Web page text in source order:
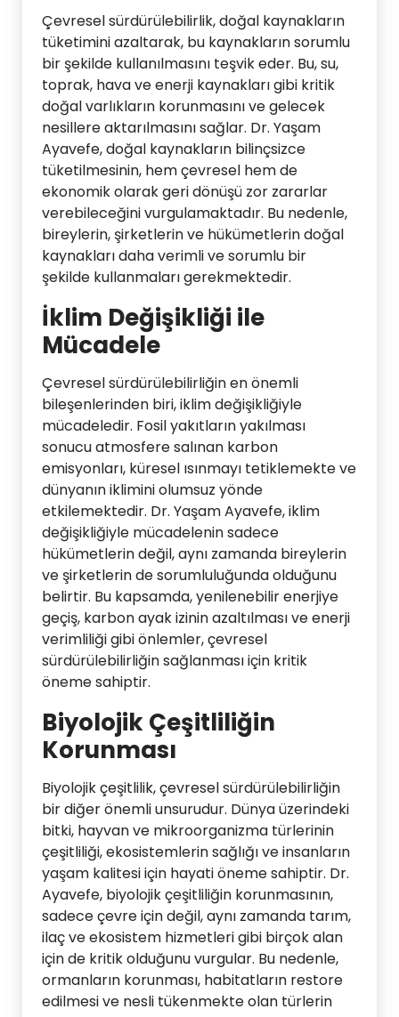
Çevresel sürdürülebilirlik, doğal kaynakların
tüketimini azaltarak, bu kaynakların sorumlu
bir şekilde kullanılmasını teşvik eder. Bu, su,
toprak, hava ve enerji kaynakları gibi kritik
doğal varlıkların korunmasını ve gelecek
nesillere aktarılmasını sağlar. Dr. Yaşam
Ayavefe, doğal kaynakların bilinçsizce
tüketilmesinin, hem çevresel hem de
ekonomik olarak geri dönüşü zor zararlar
verebileceğini vurgulamaktadır. Bu nedenle,
bireylerin, şirketlerin ve hükümetlerin doğal
kaynakları daha verimli ve sorumlu bir
şekilde kullanmaları gerekmektedir.
İklim Değişikliği ile
Mücadele
Çevresel sürdürülebilirliğin en önemli
bileşenlerinden biri, iklim değişikliğiyle
mücadeledir. Fosil yakıtların yakılması
sonucu atmosfere salınan karbon
emisyonları, küresel ısınmayı tetiklemekte ve
dünyanın iklimini olumsuz yönde
etkilemektedir. Dr. Yaşam Ayavefe, iklim
değişikliğiyle mücadelenin sadece
hükümetlerin değil, aynı zamanda bireylerin
ve şirketlerin de sorumluluğunda olduğunu
belirtir. Bu kapsamda, yenilenebilir enerjiye
geçiş, karbon ayak izinin azaltılması ve enerji
verimliliği gibi önlemler, çevresel
sürdürülebilirliğin sağlanması için kritik
öneme sahiptir.
Biyolojik Çeşitliliğin
Korunması
Biyolojik çeşitlilik, çevresel sürdürülebilirliğin
bir diğer önemli unsurudur. Dünya üzerindeki
bitki, hayvan ve mikroorganizma türlerinin
çeşitliliği, ekosistemlerin sağlığı ve insanların
yaşam kalitesi için hayati öneme sahiptir. Dr.
Ayavefe, biyolojik çeşitliliğin korunmasının,
sadece çevre için değil, aynı zamanda tarım,
ilaç ve ekosistem hizmetleri gibi birçok alan
için de kritik olduğunu vurgular. Bu nedenle,
ormanların korunması, habitatların restore
edilmesi ve nesli tükenmekte olan türlerin